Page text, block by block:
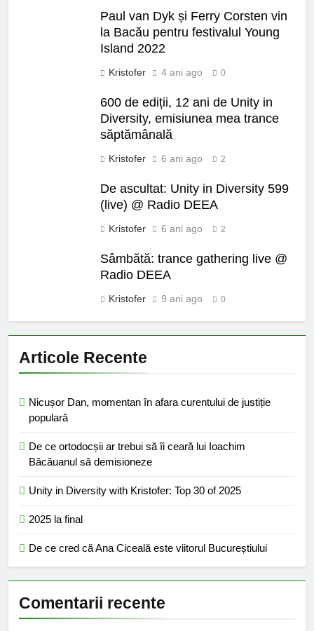
Paul van Dyk și Ferry Corsten vin
la Bacău pentru festivalul Young
Island 2022
Kristofer 4 ani ago 0
600 de ediții, 12 ani de Unity in
Diversity, emisiunea mea trance
săptămânală
Kristofer 6 ani ago 2
De ascultat: Unity in Diversity 599
(live) @ Radio DEEA
Kristofer 6 ani ago 2
Sâmbătă: trance gathering live @
Radio DEEA
Kristofer 9 ani ago 0
Articole Recente
Nicușor Dan, momentan în afara curentului de justiție
populară
De ce ortodocșii ar trebui să îi ceară lui Ioachim
Băcăuanul să demisioneze
Unity in Diversity with Kristofer: Top 30 of 2025
2025 la final
De ce cred că Ana Ciceală este viitorul Bucureștiului
Comentarii recente